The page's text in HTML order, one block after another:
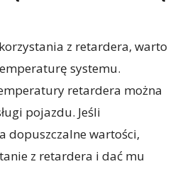
z retardera, warto
systemu.
retardera można
pojazdu. Jeśli
dopuszczalne wartości,
z retardera i dać mu